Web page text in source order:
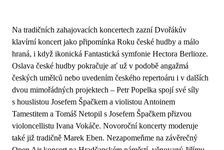
Na tradičních zahajovacích koncertech zazní Dvořákův
klavírní koncert jako připomínka Roku české hudby a málo
hraná, i když ikonická Fantastická symfonie Hectora Berlioze.
Oslava české hudby pokračuje ať už v podobě angažmá
českých umělců nebo uvedením českého repertoáru i v dalších
dvou mimořádných projektech – Petr Popelka spojí své síly
s houslistou Josefem Špačkem a violistou Antoinem
Tamestitem a Tomáš Netopil s Josefem Špačkem přizvou
violoncellistu Ivana Vokáče. Novoroční koncerty moderuje
také již tradičně Marek Eben. Nezapomeňme na závěrečný